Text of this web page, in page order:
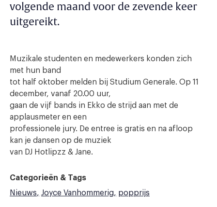
volgende maand voor de zevende keer
uitgereikt.
Muzikale studenten en medewerkers konden zich
met hun band
tot half oktober melden bij Studium Generale. Op 11
december, vanaf 20.00 uur,
gaan de vijf bands in Ekko de strijd aan met de
applausmeter en een
professionele jury. De entree is gratis en na afloop
kan je dansen op de muziek
van DJ Hotlipzz & Jane.
Categorieën & Tags
Nieuws
Joyce Vanhommerig popprijs